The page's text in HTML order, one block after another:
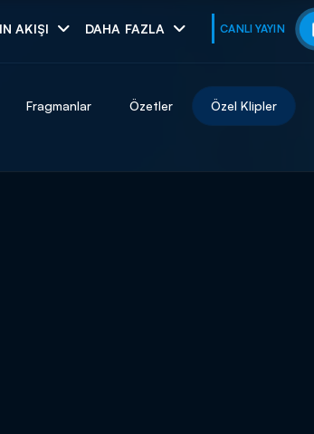
AKIŞI DAHA FAZLA CANLI YAYIN
muhteşem ikili
Fragmanlar Özetler Özel Klipler